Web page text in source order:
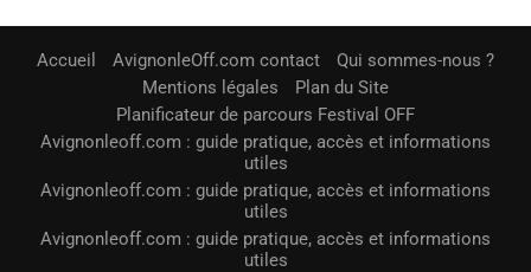
Accueil AvignonleOff.com contact
Qui sommes-nous ?
Mentions légales
Plan du Site
Planificateur de parcours Festival OFF
Avignonleoff.com : guide pratique, accès et informations
utiles
Avignonleoff.com : guide pratique, accès et informations
utiles
Avignonleoff.com : guide pratique, accès et informations
utiles